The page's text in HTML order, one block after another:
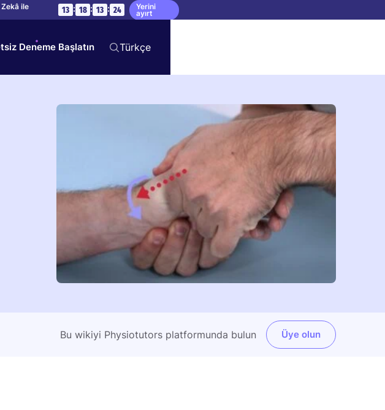
ile 13 : 18 : 13 : 23 Yerini
ayırt
Deneme Başlatın Türkçe
Bu wikiyi Physiotutors platformunda bulun Üye olun